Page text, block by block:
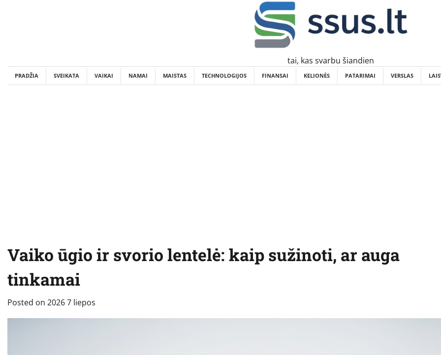
tai, kas svarbu šiandien
PRADŽIA SVEIKATA VAIKAI NAMAI MAISTAS TECHNOLOGIJOS FINANSAI KELIONĖS PATARIMAI VERSLAS
Vaiko ūgio ir svorio lentelė: kaip sužinoti, ar auga
tinkamai
Posted on 2026 7 liepos